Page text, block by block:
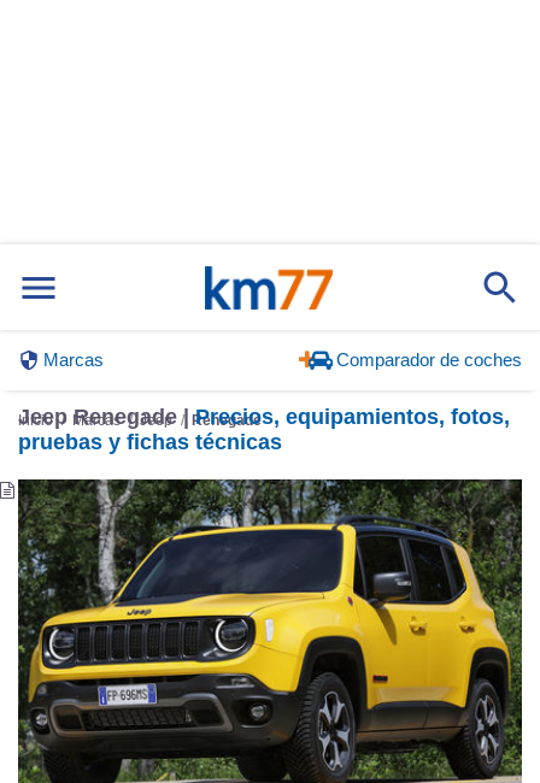
Marcas Comparador de coches
Inicio Marcas Jeep Renegade
Jeep Renegade |Precios, equipamientos, fotos,
pruebas y fichas técnicas